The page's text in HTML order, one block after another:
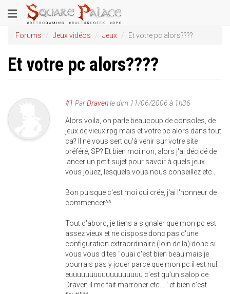
au
contenu
principal
Toggle
navigation
Forums Jeux vidéos Jeux Et votre pc alors????
Et votre pc alors????
#1 ParDravenledim 11/06/2006 à 1h36
Alors voila, on parle beaucoup de consoles, de
jeux de vieux rpg mais et votre pc alors dans tout
ca? Il ne vous sert qu'à venir sur votre site
préféré, SP? Et bien moi non, alors j'ai décidé de
lancer un petit sujet pour savoir à quels jeux
vous jouez, lesquels vous nous conseillez etc...
Bon puisque c'est moi qui crée, j'ai l'honneur de
commencer^^
Tout d'abord, je tiens a signaler que mon pc est
assez vieux et ne dispose donc pas d'une
configuration extraordinaire (loin de la) donc si
vous vous dites "ouai c'est bien beau mais je
pourrais pas y jouer parce que mon pc il est nul
euuuuuuuuuuuuuuuuuu c'est qu'un salop ce
Draven il me fait marroner etc...." et bien c'est